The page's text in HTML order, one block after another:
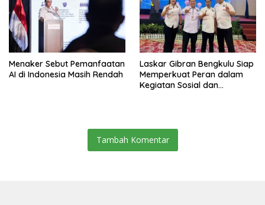
Menaker Sebut Pemanfaatan
AI di Indonesia Masih Rendah
Laskar Gibran Bengkulu Siap
Memperkuat Peran dalam
Kegiatan Sosial dan
Tambah Komentar